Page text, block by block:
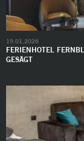
FERIENHOTEL
GESÄGT
19.01.2026